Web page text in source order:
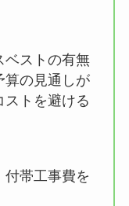
ベストの有無
算の見通しが
ストを避ける
帯工事費を